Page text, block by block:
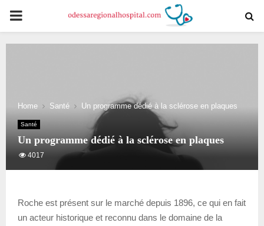
PRIMARY
MENU
Home Santé Un programme dédié à la sclérose en plaques
Santé
Un programme dédié à la sclérose en plaques
4017
Roche est présent sur le marché depuis 1896, ce qui en fait
un acteur historique et reconnu dans le domaine de la